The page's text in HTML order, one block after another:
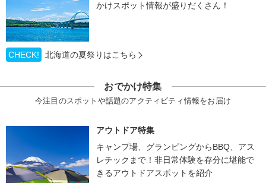
かけスポット情報が盛りだくさん！
CHECK! 北海道の夏祭りはこちら
おでかけ特集
今注目のスポットや話題のアクティビティ情報をお届け
アウトドア特集
キャンプ場、グランピングからBBQ、アス
レチックまで！非日常体験を存分に堪能で
きるアウトドアスポットを紹介